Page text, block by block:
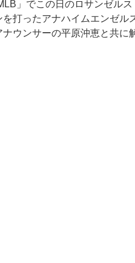
」でこの日のロサンゼルス
打ったアナハイムエンゼル
ウンサーの平原沖恵と共に